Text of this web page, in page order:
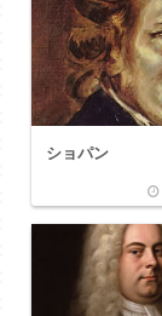
ショパン